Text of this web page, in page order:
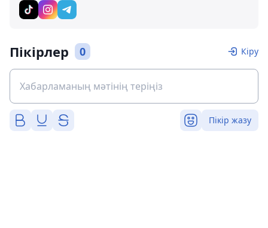
Пікірлер 0 Кіру
Пікір жазу